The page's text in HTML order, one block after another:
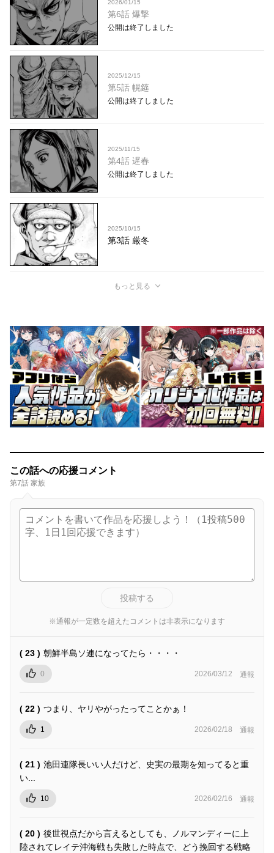
2026/01/15
第6話 爆撃
公開は終了しました
2025/12/15
第5話 幌筵
公開は終了しました
2025/11/15
第4話 遅春
公開は終了しました
2025/10/15
第3話 厳冬
もっと見る
この話への応援コメント
第7話 家族
投稿する
※通報が一定数を超えたコメントは非表示になります
( 23 ) 朝鮮半島ソ連になってたら・・・・
0 2026/03/12 通報
( 22 ) つまり、ヤリやがったってことかぁ！
1 2026/02/18 通報
( 21 ) 池田連隊長いい人だけど、史実の最期を知ってると重
い...
10 2026/02/16 通報
( 20 ) 後世視点だから言えるとしても、ノルマンディーに上
陸されてレイテ沖海戦も失敗した時点で、どう挽回する戦略